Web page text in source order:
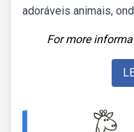
adoráveis animais,
For more